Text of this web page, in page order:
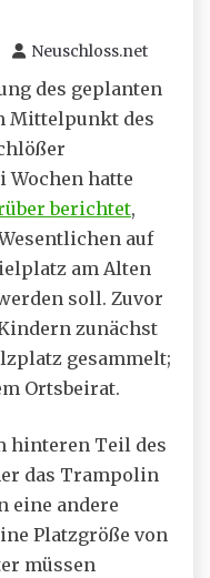
Neuschloss.net
des geplanten
Mittelpunkt des
Wochen hatte
berichtet,
auf
am Alten
soll. Zuvor
zunächst
gesammelt;
Ortsbeirat.
hinteren Teil des
das Trampolin
eine andere
Platzgröße von
müssen